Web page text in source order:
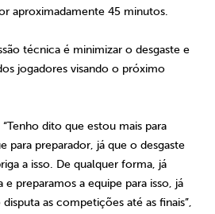
aproximadamente 45 minutos.
técnica é minimizar o desgaste e
jogadores visando o próximo
dito que estou mais para
para preparador, já que o desgaste
a isso. De qualquer forma, já
e preparamos a equipe para isso, já
as competições até as finais”,